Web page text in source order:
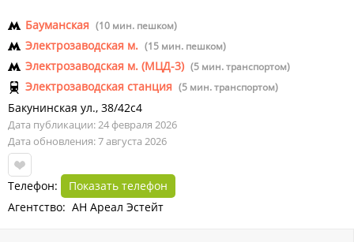
Бауманская (10 мин. пешком)
Электрозаводская м. (15 мин. пешком)
Электрозаводская м. (МЦД-3) (5 мин. транспортом)
Электрозаводская станция (5 мин. транспортом)
Бакунинская ул., 38/42с4
Дата публикации: 24 февраля 2026
Дата обновления: 7 августа 2026
Телефон:
Показать телефон
Агентство: АН Ареал Эстейт